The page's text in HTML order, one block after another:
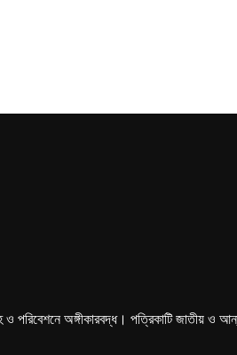
অঙ্গীকারবদ্ধ। পত্রিকাটি জাতীয় ও